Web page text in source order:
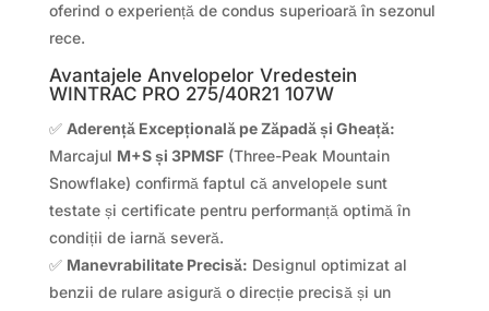
oferind o experiență de condus superioară în sezonul
rece.
Avantajele Anvelopelor Vredestein
WINTRAC PRO 275/40R21 107W
✅ Aderență Excepțională pe Zăpadă și Gheață:
Marcajul M+S și 3PMSF(Three-Peak Mountain
Snowflake) confirmă faptul că anvelopele sunt
testate și certificate pentru performanță optimă în
condiții de iarnă severă.
✅ Manevrabilitate Precisă: Designul optimizat al
benzii de rulare asigură o direcție precisă și un